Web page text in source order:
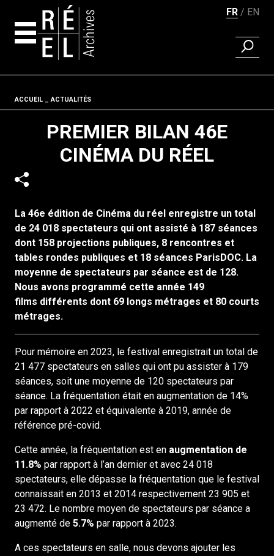
FR EN
Fil d'ariane
ACCUEIL ACTUALITÉS
PREMIER BILAN 46E
CINÉMA DU RÉEL
La 46e édition de Cinéma du réel enregistre un total
de 24 018 spectateurs qui ont assisté à 187 séances
dont 158 projections publiques, 8 rencontres et
tables rondes publiques et 18 séances ParisDOC. La
moyenne de spectateurs par séance est de 128.
Nous avons programmé cette année 149
films différents dont 69 longs métrages et 80 courts
métrages.
Pour mémoire en 2023, le festival enregistrait un total de
21 477 spectateurs en salles qui ont pu assister à 179
séances, soit une moyenne de 120 spectateurs par
séance. La fréquentation était en augmentation de 14%
par rapport à 2022 et équivalente à 2019, année de
référence pré-covid.
Cette année, la fréquentation est en augmentation de
11.8% par rapport à l’an dernier et avec 24 018
spectateurs, elle dépasse la fréquentation que le festival
connaissait en 2013 et 2014 respectivement 23 905 et
23 472. Le nombre moyen de spectateurs par séance a
augmenté de 5.7% par rapport à 2023.
A ces spectateurs en salle, nous devons ajouter les